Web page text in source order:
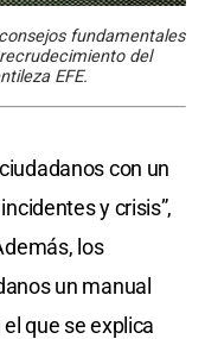
fundamentales
del
EFE.
con un
y crisis”,
los
un manual
que se explica